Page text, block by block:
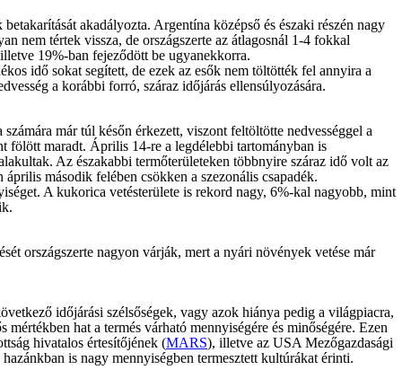
akadályozta. Argentína középső és északi részén nagy
nem tértek vissza, de országszerte az átlagosnál 1-4 fokkal
19%-ban fejeződött be ugyanekkorra.
idő sokat segített, de ezek az esők nem töltötték fel annyira a
a korábbi forró, száraz időjárás ellensúlyozására.
már túl későn érkezett, viszont feltöltötte nedvességgel a
fölött maradt. Április 14-re a legdélebbi tartományban is
Az északabbi termőterületeken többnyire száraz idő volt az
második felében csökken a szezonális csapadék.
A kukorica vetésterülete is rekord nagy, 6%-kal nagyobb, mint
országszerte nagyon várják, mert a nyári növények vetése már
időjárási szélsőségek, vagy azok hiánya pedig a világpiacra,
hat a termés várható mennyiségére és minőségére. Ezen
hivatalos értesítőjének (MARS), illetve az USA Mezőgazdasági
is nagy mennyiségben termesztett kultúrákat érinti.